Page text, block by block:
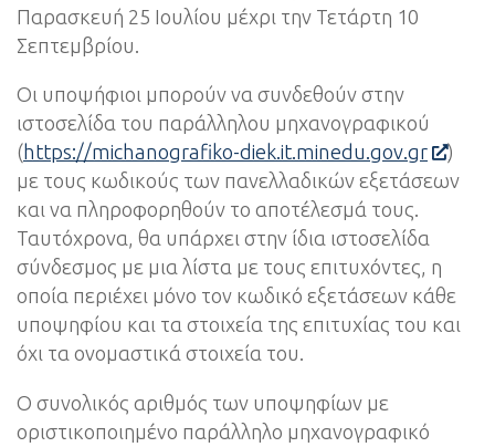
Παρασκευή 25 Ιουλίου μέχρι την Τετάρτη 10
Σεπτεμβρίου.
Οι υποψήφιοι μπορούν να συνδεθούν στην
ιστοσελίδα του παράλληλου μηχανογραφικού
(https://michanografiko-diek.it.minedu.gov.gr
)
με τους κωδικούς των πανελλαδικών εξετάσεων
και να πληροφορηθούν το αποτέλεσμά τους.
Ταυτόχρονα, θα υπάρχει στην ίδια ιστοσελίδα
σύνδεσμος με μια λίστα με τους επιτυχόντες, η
οποία περιέχει μόνο τον κωδικό εξετάσεων κάθε
υποψηφίου και τα στοιχεία της επιτυχίας του και
όχι τα ονομαστικά στοιχεία του.
Ο συνολικός αριθμός των υποψηφίων με
οριστικοποιημένο παράλληλο μηχανογραφικό